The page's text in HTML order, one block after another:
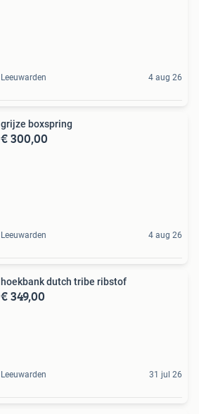
Leeuwarden 4 aug 26
grijze boxspring
€ 300,00
Leeuwarden 4 aug 26
hoekbank dutch tribe ribstof
€ 349,00
Leeuwarden 31 jul 26